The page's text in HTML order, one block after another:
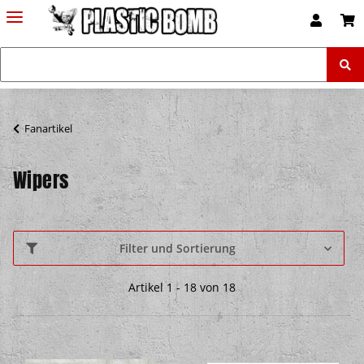
Fanartikel
Wipers
Filter und Sortierung
Artikel 1 - 18 von 18